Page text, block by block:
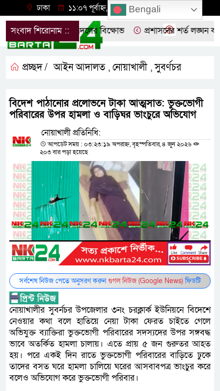
ঢাকা ১১:০৭ পূর্বাহ্ন, বৃহস্পতিবার, ০৬ অগাস্ট ২০২৬
সংবাদ শিরোনাম ::
নোয়াখালীতে ছাত্রদলের বিক্ষোভ প্রশাসনের শর্ত লঙ্ঘন করে
প্রচ্ছদ / আইন আদালত , নোয়াখালী ,সুবর্ণচর
বিদেশ পাঠানোর প্রলোভনে টাকা আত্মসাত: ভুক্তভোগী
পরিবারের উপর হামলা ও বাড়িঘর ভাংচুরে অভিযোগ
নোয়াখালী প্রতিনিধি:
আপডেট সময় : ০৩:২৩:১৯ অপরাহ্ন, বৃহস্পতিবার, ৪ জুন ২০২৬
২০৩ বার পড়া হয়েছে
সর্বশেষ নিউজ পেতে অনুসরণ করুনগুগল নিউজ (Google News)ফিডটি
নোয়াখালীর সুবর্নচর উপজেলার ৩নং চরক্লার্ক ইউনিয়নে বিদেশে
নেওয়ার কথা বলে হাতিয়ে নেয়া টাকা ফেরত চাইতে গেলে
অভিযুক্ত ব্যাক্তিরা ভুক্তভোগী পরিবারের সদস্যদের উপর সঙ্গবদ্ধ
ভাবে অতর্কিত হামলা চালায়। এতে প্রায় ৫ জন গুরুতর আহত
হয়। পরে একই দিন রাতে ভুক্তভোগী পরিবারের বাড়িতে ঢুকে
তাদের বসত ঘরে হামলা চালিয়ে ঘরের আসবাবপত্র ভাংচুর করে
বলেও অভিযোগ করে ভুক্তভোগী পরিবার।
Bengali